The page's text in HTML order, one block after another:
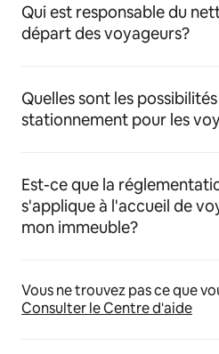
Qui est responsable du
départ des voyageurs?
Quelles sont les
stationnement pour les
Est-ce que la
s'applique à l'accueil de
mon immeuble?
Vous ne trouvez pas ce que
Consulter le Centre d'aide